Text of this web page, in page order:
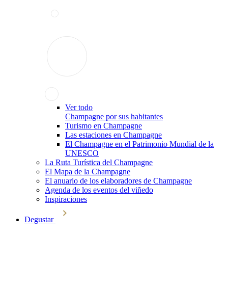
Ver todo
Champagne por sus habitantes
Turismo en Champagne
Las estaciones en Champagne
El Champagne en el Patrimonio Mundial de la
UNESCO
La Ruta Turística del Champagne
El Mapa de la Champagne
El anuario de los elaboradores de Champagne
Agenda de los eventos del viñedo
Inspiraciones
Degustar